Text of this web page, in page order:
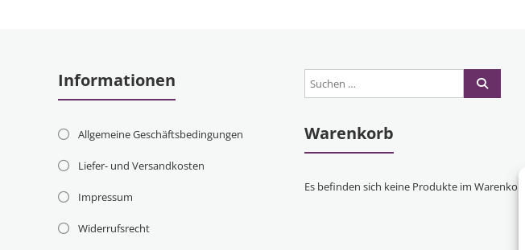
Informationen
Allgemeine Geschäftsbedingungen
Liefer- und Versandkosten
Impressum
Widerrufsrecht
Warenkorb
Es befinden sich keine Produkte im Warenkorb.